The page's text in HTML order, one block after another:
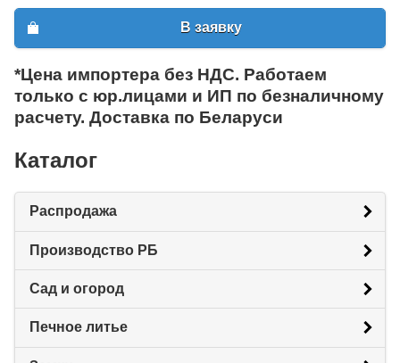
В заявку
*Цена импортера без НДС. Работаем
только с юр.лицами и ИП по безналичному
расчету. Доставка по Беларуси
Каталог
Распродажа
Производство РБ
Сад и огород
Печное литье